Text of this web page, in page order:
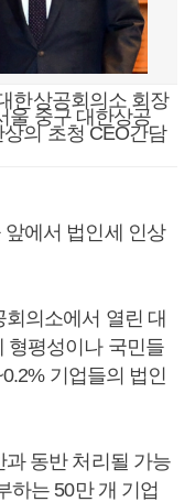
한상공회의소 회장
울 중구 대한상공
의 초청 CEO간담
에서 법인세 인상
의소에서 열린 대
형평성이나 국민들
기업들의 법인
과 동반 처리될 가능
하는 50만 개 기업